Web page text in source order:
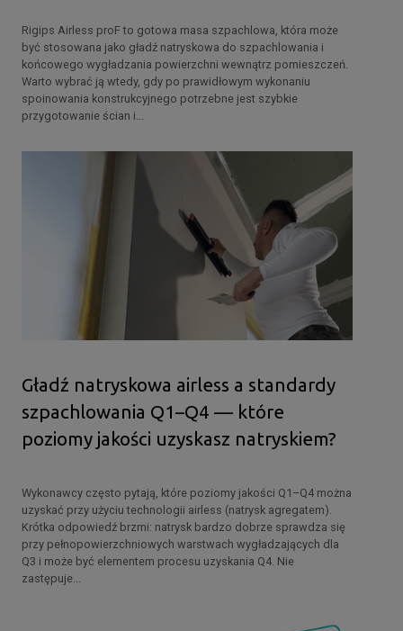
Rigips Airless proF to gotowa masa szpachlowa, która może
być stosowana jako gładź natryskowa do szpachlowania i
końcowego wygładzania powierzchni wewnątrz pomieszczeń.
Warto wybrać ją wtedy, gdy po prawidłowym wykonaniu
spoinowania konstrukcyjnego potrzebne jest szybkie
przygotowanie ścian i...
Gładź natryskowa airless a standardy
szpachlowania Q1–Q4 — które
poziomy jakości uzyskasz natryskiem?
Wykonawcy często pytają, które poziomy jakości Q1–Q4 można
uzyskać przy użyciu technologii airless (natrysk agregatem).
Krótka odpowiedź brzmi: natrysk bardzo dobrze sprawdza się
przy pełnopowierzchniowych warstwach wygładzających dla
Q3 i może być elementem procesu uzyskania Q4. Nie
zastępuje...